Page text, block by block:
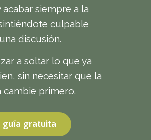
acabar siempre a la
culpable
discusión.
a soltar lo que ya
sin necesitar que la
cambie primero.
guía gratuita